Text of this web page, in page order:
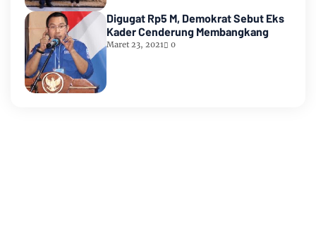
Digugat Rp5 M, Demokrat Sebut Eks
Kader Cenderung Membangkang
Maret 23, 2021 0